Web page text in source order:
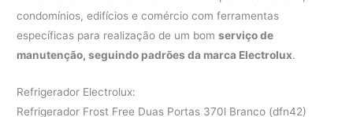
condomínios, edifícios e comércio com ferramentas
específicas para realização de um bomserviço de
manutenção, seguindo padrões da marca Electrolux.
Refrigerador Electrolux:
Refrigerador Frost Free Duas Portas 370l Branco (dfn42)